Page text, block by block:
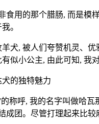
食用的那个腊肠, 而是模
。
犬, 被人们夸赞机灵、
似小公主, 由此可知, 我
的独特魅力
称呼, 我的名字叫做哈
成团。尽管打理起来比